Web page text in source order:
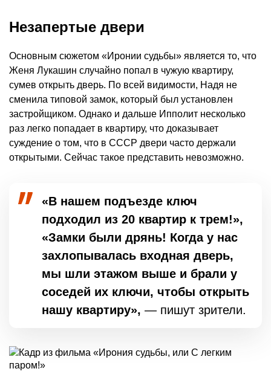
Незапертые двери
Основным сюжетом «Иронии судьбы» является то, что
Женя Лукашин случайно попал в чужую квартиру,
сумев открыть дверь. По всей видимости, Надя не
сменила типовой замок, который был установлен
застройщиком. Однако и дальше Ипполит несколько
раз легко попадает в квартиру, что доказывает
суждение о том, что в СССР двери часто держали
открытыми. Сейчас такое представить невозможно.
«В нашем подъезде ключ
подходил из 20 квартир к трем!»,
«Замки были дрянь! Когда у нас
захлопывалась входная дверь,
мы шли этажом выше и брали у
соседей их ключи, чтобы открыть
нашу квартиру», — пишут зрители.